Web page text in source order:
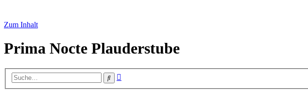
Zum Inhalt
Prima Nocte Plauderstube
Suche